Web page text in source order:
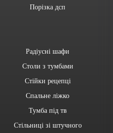
Порізка дсп
Радіусні шафи
Столи з тумбами
Стійки рецепці
Спальне ліжко
Тумба під тв
Стільниці зі штучного